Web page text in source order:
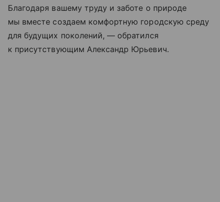
Благодаря вашему труду и заботе о природе
мы вместе создаем комфортную городскую среду
для будущих поколений, — обратился
к присутствующим Александр Юрьевич.